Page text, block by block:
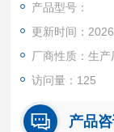
级别的微量农药
吡唑醚菌酯、多
阳性判定。
产品型号：
更新时间：
厂商性质：生产
访问量：125
产品